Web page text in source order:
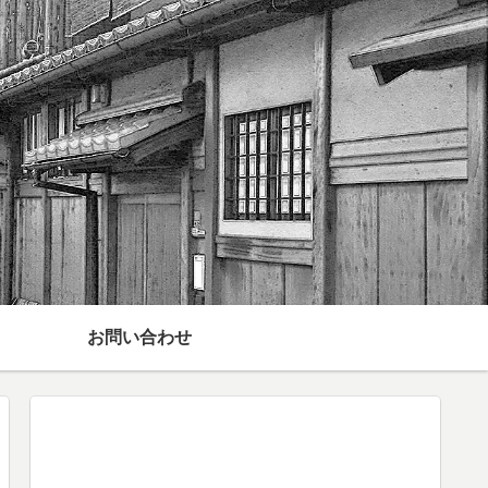
お問い合わせ